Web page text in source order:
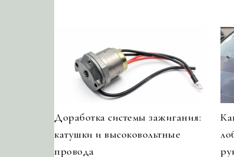
Доработка системы зажигания:
катушки и высоковольтные
провода